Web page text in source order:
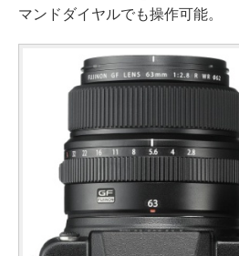
マンドダイヤルでも操作可能。